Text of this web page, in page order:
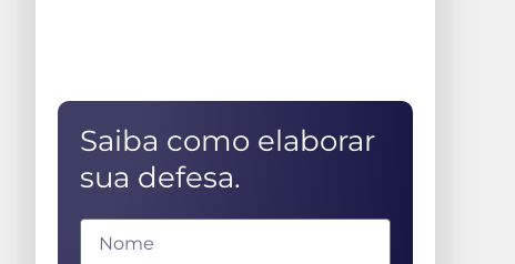
Saiba como elaborar
sua defesa.